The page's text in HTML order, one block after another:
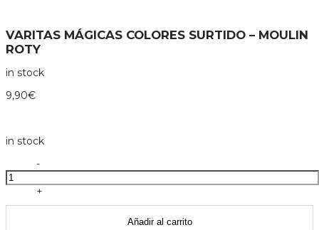
VARITAS MÁGICAS COLORES SURTIDO – MOULIN
ROTY
in stock
9,90€
in stock
-
mágicas
colores
+
Añadir al carrito